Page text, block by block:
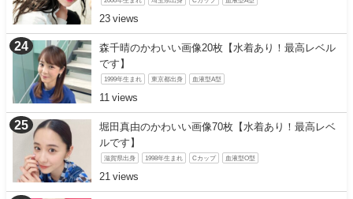
23
森千晴のかわいい画像20枚【水着あり！最高レベル
です】
1999年生まれ 東京都出身 血液型A型
11
堀田真由のかわいい画像70枚【水着あり！最高レベ
ルです】
滋賀県出身 1998年生まれ Cカップ 血液型O型
21